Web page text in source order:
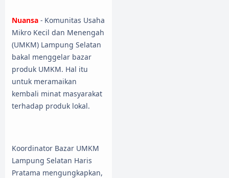
Nuansa - Komunitas Usaha
Mikro Kecil dan Menengah
(UMKM) Lampung Selatan
bakal menggelar bazar
produk UMKM. Hal itu
untuk meramaikan
kembali minat masyarakat
terhadap produk lokal.
Koordinator Bazar UMKM
Lampung Selatan Haris
Pratama mengungkapkan,